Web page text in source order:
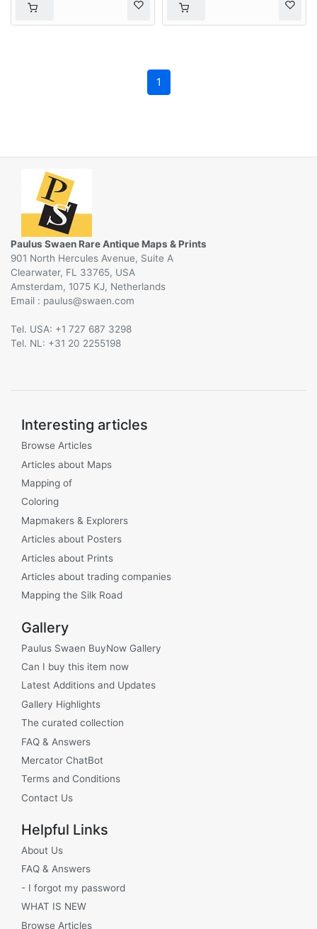
1
Paulus Swaen Rare Antique Maps & Prints
901 North Hercules Avenue, Suite A
Clearwater, FL 33765, USA
Amsterdam, 1075 KJ, Netherlands
Email :
@
Tel. USA: +1 727 687 3298
Tel. NL: +31 20 2255198
Interesting articles
Browse Articles
Articles about Maps
Mapping of
Coloring
Mapmakers & Explorers
Articles about Posters
Articles about Prints
Articles about trading companies
Mapping the Silk Road
Gallery
Paulus Swaen BuyNow Gallery
Can I buy this item now
Latest Additions and Updates
Gallery Highlights
The curated collection
FAQ & Answers
Mercator ChatBot
Terms and Conditions
Contact Us
Helpful Links
About Us
FAQ & Answers
- I forgot my password
WHAT IS NEW
Browse Articles